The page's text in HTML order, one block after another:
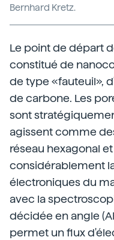
Bernhard Kretz.
Le point de départ
constitué de
de type «fauteuil»,
de carbone. Les
sont
agissent comme
réseau hexagonal
considérablement
électroniques du
avec la
décidée en angle
permet un flux